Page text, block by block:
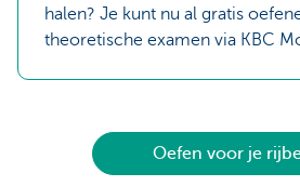
halen? Je kunt nu al gratis
theoretische examen via KBC
Oefen voor je